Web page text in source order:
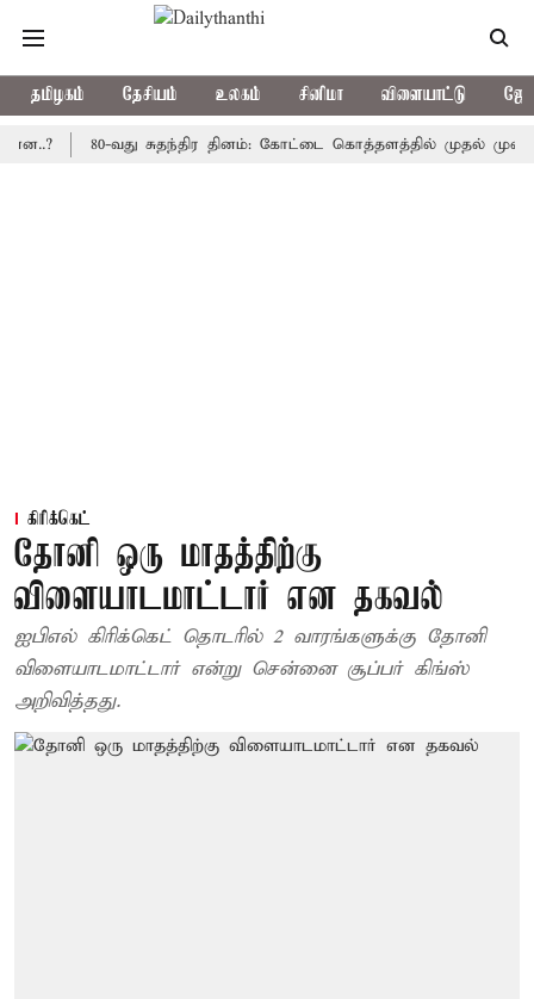
தமிழகம் தேசியம் உலகம் சினிமா விளையாட்டு
80-வது சுதந்திர தினம்: கோட்டை கொத்தளத்தில் முதல் முறையாக
கிரிக்கெட்
தோனி ஒரு மாதத்திற்கு
விளையாடமாட்டார் என தகவல்
ஐபிஎல் கிரிக்கெட் தொடரில் 2 வாரங்களுக்கு தோனி
விளையாடமாட்டார் என்று சென்னை சூப்பர் கிங்ஸ்
அறிவித்தது.